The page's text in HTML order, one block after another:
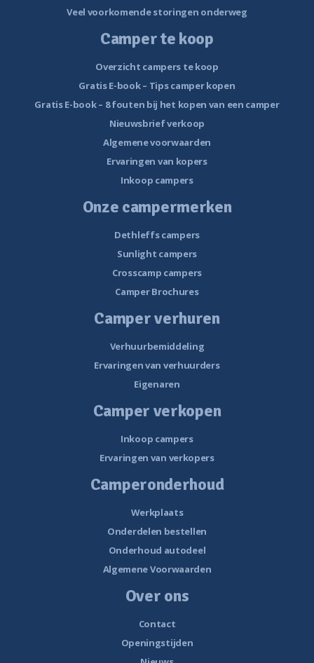
Veel voorkomende storingen onderweg
Camper te koop
Overzicht campers te koop
Gratis E-book – Tips camper kopen
Gratis E-book – 8 fouten bij het kopen van een camper
Nieuwsbrief verkoop
Algemene voorwaarden
Ervaringen van kopers
Inkoop campers
Onze campermerken
Dethleffs campers
Sunlight campers
Crosscamp campers
Camper Brochures
Camper verhuren
Verhuurbemiddeling
Ervaringen van verhuurders
Eigenaren
Camper verkopen
Inkoop campers
Ervaringen van verkopers
Camperonderhoud
Werkplaats
Onderdelen bestellen
Onderhoud autodeel
Algemene Voorwaarden
Over ons
Contact
Openingstijden